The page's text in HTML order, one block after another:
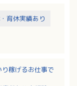
育休実績あり
稼げるお仕事で